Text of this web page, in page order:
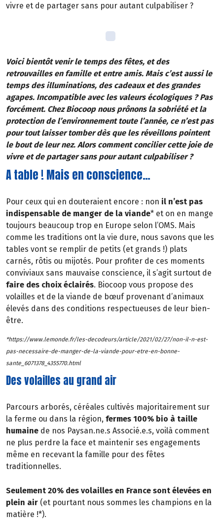
vivre et de partager sans pour autant culpabiliser ?
Voici bientôt venir le temps des fêtes, et des
retrouvailles en famille et entre amis. Mais c’est aussi le
temps des illuminations, des cadeaux et des grandes
agapes. Incompatible avec les valeurs écologiques ? Pas
forcément. Chez Biocoop nous prônons la sobriété et la
protection de l’environnement toute l’année, ce n’est pas
pour tout laisser tomber dès que les réveillons pointent
le bout de leur nez. Alors comment concilier cette joie de
vivre et de partager sans pour autant culpabiliser ?
A table ! Mais en conscience…
Pour ceux qui en douteraient encore : non il n’est pas
indispensable de manger de la viande* et on en mange
toujours beaucoup trop en Europe selon l’OMS. Mais
comme les traditions ont la vie dure, nous savons que les
tables vont se remplir de petits (et grands !) plats
carnés, rôtis ou mijotés. Pour profiter de ces moments
conviviaux sans mauvaise conscience, il s’agit surtout de
faire des choix éclairés. Biocoop vous propose des
volailles et de la viande de bœuf provenant d’animaux
élevés dans des conditions respectueuses de leur bien-
être.
*https://www.lemonde.fr/les-decodeurs/article/2021/02/27/non-il-n-est-
pas-necessaire-de-manger-de-la-viande-pour-etre-en-bonne-
sante_6071378_4355770.html
Des volailles au grand air
Parcours arborés, céréales cultivés majoritairement sur
la ferme ou dans la région, fermes 100% bio à taille
humaine de nos Paysan.ne.s Associé.e.s, voilà comment
ne plus perdre la face et maintenir ses engagements
même en recevant la famille pour des fêtes
traditionnelles.
Seulement 20% des volailles en France sont élevées en
plein air (et pourtant nous sommes les champions en la
matière !*).